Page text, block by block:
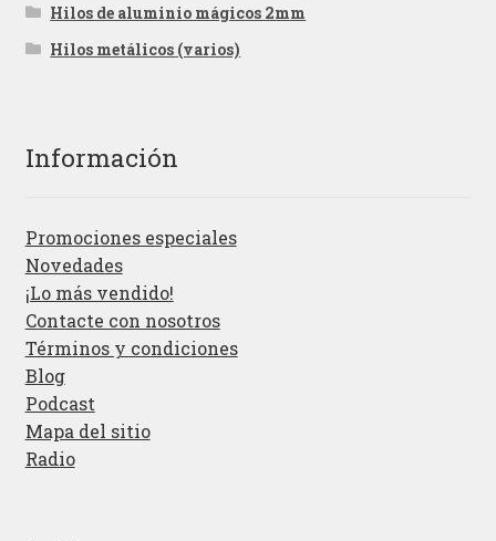
Hilos de aluminio mágicos 2mm
Hilos metálicos (varios)
Información
Promociones especiales
Novedades
¡Lo más vendido!
Contacte con nosotros
Términos y condiciones
Blog
Podcast
Mapa del sitio
Radio